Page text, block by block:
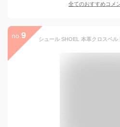
全てのおすすめコメ
no. 9 シュール SHOEL 本革クロスベル